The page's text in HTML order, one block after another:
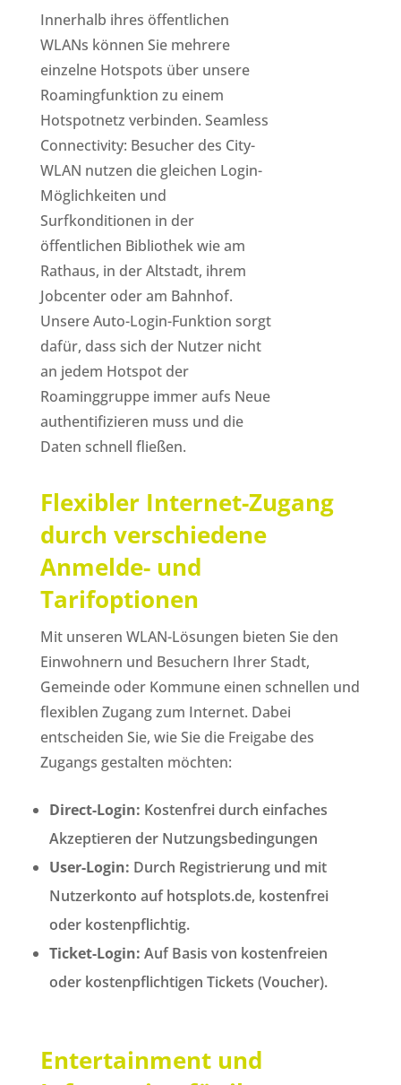
Innerhalb ihres öffentlichen
WLANs können Sie mehrere
einzelne Hotspots über unsere
Roamingfunktion zu einem
Hotspotnetz verbinden. Seamless
Connectivity: Besucher des City-
WLAN nutzen die gleichen Login-
Möglichkeiten und
Surfkonditionen in der
öffentlichen Bibliothek wie am
Rathaus, in der Altstadt, ihrem
Jobcenter oder am Bahnhof.
Unsere Auto-Login-Funktion sorgt
dafür, dass sich der Nutzer nicht
an jedem Hotspot der
Roaminggruppe immer aufs Neue
authentifizieren muss und die
Daten schnell fließen.
Flexibler Internet-Zugang
durch verschiedene
Anmelde- und
Tarifoptionen
Mit unseren WLAN-Lösungen bieten Sie den
Einwohnern und Besuchern Ihrer Stadt,
Gemeinde oder Kommune einen schnellen und
flexiblen Zugang zum Internet. Dabei
entscheiden Sie, wie Sie die Freigabe des
Zugangs gestalten möchten:
Direct-Login: Kostenfrei durch einfaches
Akzeptieren der Nutzungsbedingungen
User-Login: Durch Registrierung und mit
Nutzerkonto auf hotsplots.de, kostenfrei
oder kostenpflichtig.
Ticket-Login: Auf Basis von kostenfreien
oder kostenpflichtigen Tickets (Voucher).
Entertainment und